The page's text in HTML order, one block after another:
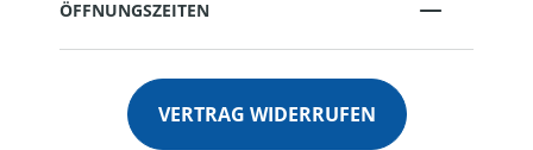
ÖFFNUNGSZEITEN
VERTRAG WIDERRUFEN